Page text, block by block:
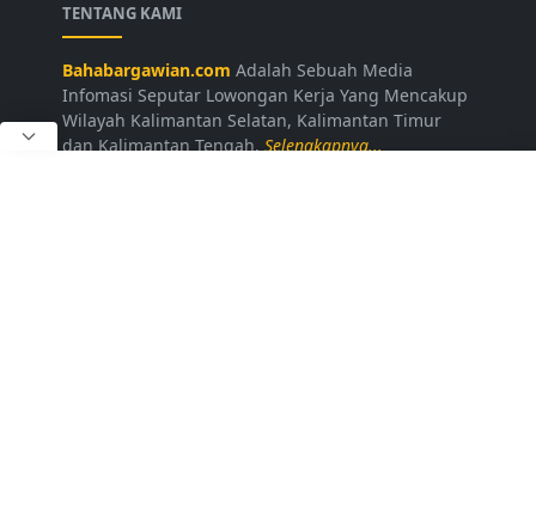
TENTANG KAMI
Bahabargawian.com Adalah Sebuah Media
Infomasi Seputar Lowongan Kerja Yang Mencakup
Wilayah Kalimantan Selatan, Kalimantan Timur
dan Kalimantan Tengah. Selengkapnya...